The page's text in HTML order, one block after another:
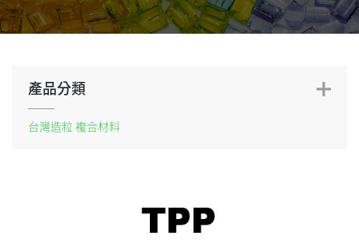
產品分類
台灣造粒 複合材料